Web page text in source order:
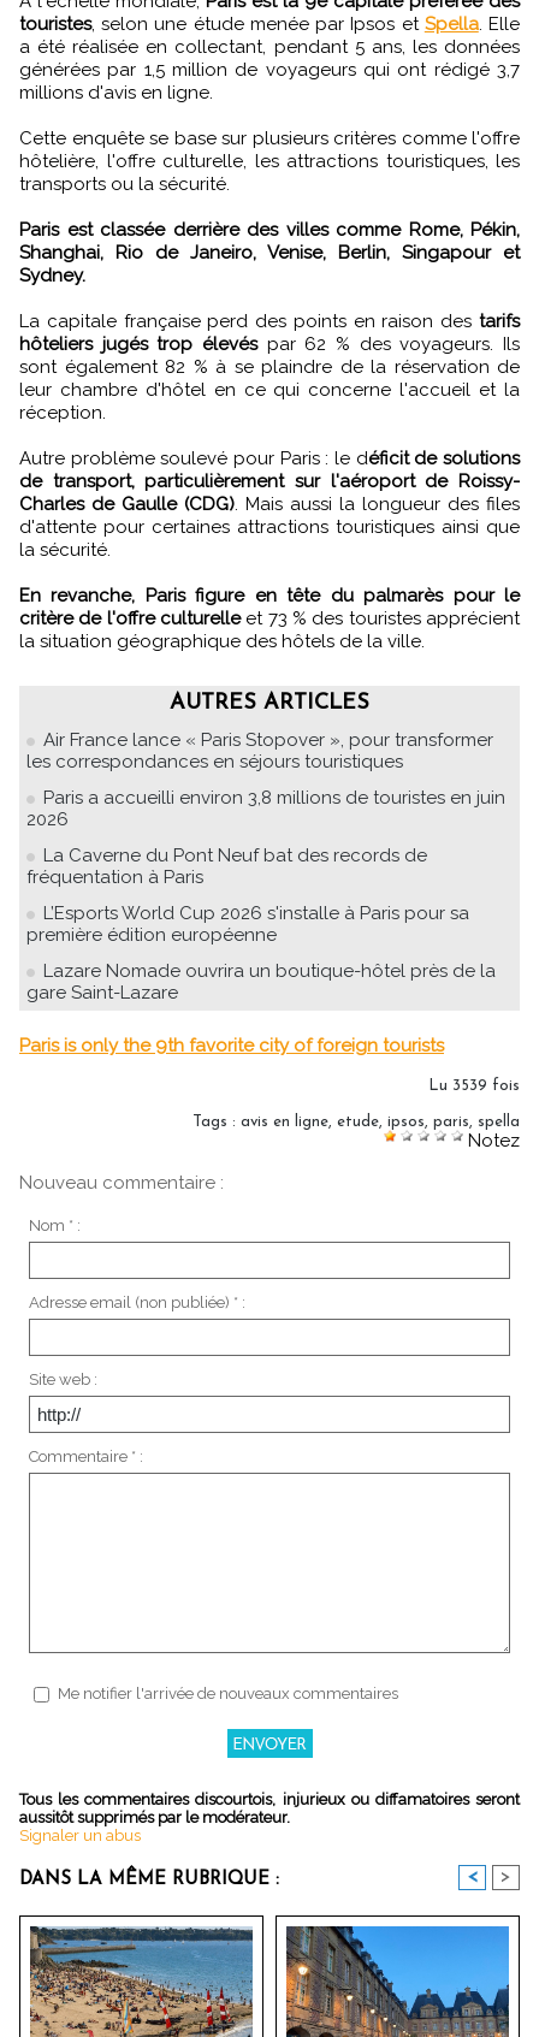
touristes, selon une étude menée par Ipsos et Spella. Elle
a été réalisée en collectant, pendant 5 ans, les données
générées par 1,5 million de voyageurs qui ont rédigé 3,7
millions d'avis en ligne.
Cette enquête se base sur plusieurs critères comme l'offre
hôtelière, l'offre culturelle, les attractions touristiques, les
transports ou la sécurité.
Paris est classée derrière des villes comme Rome, Pékin,
Shanghai, Rio de Janeiro, Venise, Berlin, Singapour et
Sydney.
La capitale française perd des points en raison des tarifs
hôteliers jugés trop élevéspar 62 % des voyageurs. Ils
sont également 82 % à se plaindre de la réservation de
leur chambre d'hôtel en ce qui concerne l'accueil et la
réception.
Autre problème soulevé pour Paris : le déficit de solutions
de transport, particulièrement sur l'aéroport de Roissy-
Charles de Gaulle (CDG). Mais aussi la longueur des files
d'attente pour certaines attractions touristiques ainsi que
la sécurité.
En revanche, Paris figure en tête du palmarès pour le
critère de l'offre culturelleet 73 % des touristes apprécient
la situation géographique des hôtels de la ville.
AUTRES ARTICLES
Air France lance « Paris Stopover », pour transformer
les correspondances en séjours touristiques
Paris a accueilli environ 3,8 millions de touristes en juin
2026
La Caverne du Pont Neuf bat des records de
fréquentation à Paris
L’Esports World Cup 2026 s'installe à Paris pour sa
première édition européenne
Lazare Nomade ouvrira un boutique-hôtel près de la
gare Saint-Lazare
Paris is only the 9th favorite city of foreign tourists
Lu 3539 fois
Tags : avis en ligne, etude, ipsos, paris, spella
Notez
Nouveau commentaire :
Nom * :
Adresse email (non publiée) * :
Site web :
Commentaire * :
Me notifier l'arrivée de nouveaux commentaires
Tous les commentaires discourtois, injurieux ou diffamatoires seront
aussitôt supprimés par le modérateur.
Signaler un abus
DANS LA MÊME RUBRIQUE : < >